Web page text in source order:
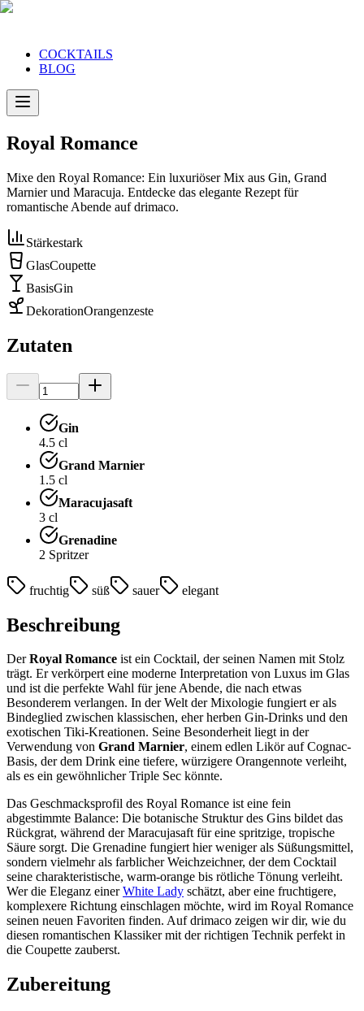
COCKTAILS
BLOG
Royal Romance
Mixe den Royal Romance: Ein luxuriöser Mix aus Gin, Grand
Marnier und Maracuja. Entdecke das elegante Rezept für
romantische Abende auf drimaco.
Stärkestark
GlasCoupette
BasisGin
DekorationOrangenzeste
Zutaten
Gin
4.5 cl
Grand Marnier
1.5 cl
Maracujasaft
3 cl
Grenadine
2 Spritzer
fruchtig süß sauer elegant
Beschreibung
DerRoyal Romance ist ein Cocktail, der seinen Namen mit Stolz
trägt. Er verkörpert eine moderne Interpretation von Luxus im Glas
und ist die perfekte Wahl für jene Abende, die nach etwas
Besonderem verlangen. In der Welt der Mixologie fungiert er als
Bindeglied zwischen klassischen, eher herben Gin-Drinks und den
exotischen Tiki-Kreationen. Seine Besonderheit liegt in der
Verwendung von Grand Marnier, einem edlen Likör auf Cognac-
Basis, der dem Drink eine tiefere, würzigere Orangennote verleiht,
als es ein gewöhnlicher Triple Sec könnte.
Das Geschmacksprofil des Royal Romance ist eine fein
abgestimmte Balance: Die botanische Struktur des Gins bildet das
Rückgrat, während der Maracujasaft für eine spritzige, tropische
Säure sorgt. Die Grenadine fungiert hier weniger als Süßungsmittel,
sondern vielmehr als farblicher Weichzeichner, der dem Cocktail
seine charakteristische, warm-orange bis rötliche Tönung verleiht.
Wer die Eleganz einerWhite Lady schätzt, aber eine fruchtigere,
komplexere Richtung einschlagen möchte, wird im Royal Romance
seinen neuen Favoriten finden. Auf drimaco zeigen wir dir, wie du
diesen romantischen Klassiker mit der richtigen Technik perfekt in
die Coupette zauberst.
Zubereitung